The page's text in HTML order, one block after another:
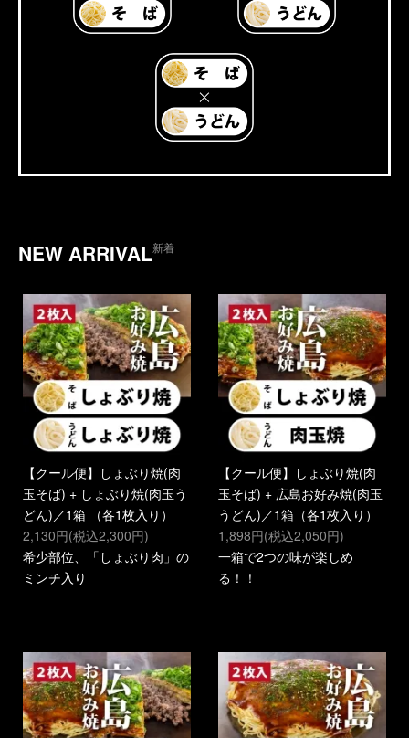
NEW ARRIVAL新着
【クール便】しょぶり焼(肉
玉そば) + しょぶり焼(肉玉う
どん)／1箱 （各1枚入り）
2,130円(税込2,300円)
希少部位、「しょぶり肉」の
ミンチ入り
【クール便】しょぶり焼(肉
玉そば) + 広島お好み焼(肉玉
うどん)／1箱（各1枚入り）
1,898円(税込2,050円)
一箱で2つの味が楽しめ
る！！